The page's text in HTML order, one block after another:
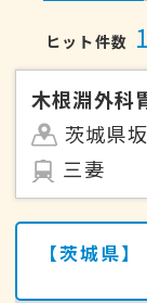
ヒット件数 1
木根淵外科
茨城県
三妻
【茨城県